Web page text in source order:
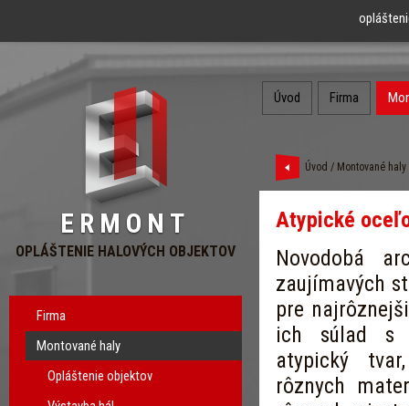
ERMONT
OPLÁŠTENIE HALOVÝCH OBJEKTOV
Firma
Montované haly
Opláštenie objektov
Úvod Firma
Úvod / Montované haly
Atypické
Novodobá
zaujímavých
pre
ich súlad s
atypický
rôznych